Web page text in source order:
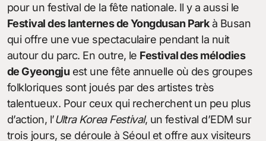
pour un festival de la fête nationale. Il y a aussi le
Festival des lanternes de Yongdusan Parkà Busan
qui offre une vue spectaculaire pendant la nuit
autour du parc. En outre, le Festival des mélodies
de Gyeongju est une fête annuelle où des groupes
folkloriques sont joués par des artistes très
talentueux. Pour ceux qui recherchent un peu plus
d’action, l’Ultra Korea Festival, un festival d’EDM sur
trois jours, se déroule à Séoul et offre aux visiteurs